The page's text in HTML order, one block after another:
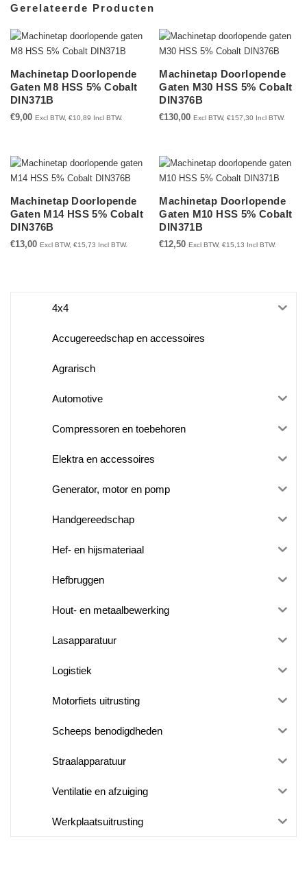
Gerelateerde Producten
Machinetap Doorlopende
Gaten M8 HSS 5% Cobalt
DIN371B
€9,00 Excl BTW, €10,89 Incl BTW.
Machinetap Doorlopende
Gaten M30 HSS 5% Cobalt
DIN376B
€130,00 Excl BTW,€157,30 Incl BTW.
Machinetap Doorlopende
Gaten M14 HSS 5% Cobalt
DIN376B
€13,00 Excl BTW, €15,73 Incl BTW.
Machinetap Doorlopende
Gaten M10 HSS 5% Cobalt
DIN371B
€12,50 Excl BTW,€15,13 Incl BTW.
4x4
Accugereedschap en accessoires
Agrarisch
Automotive
Compressoren en toebehoren
Elektra en accessoires
Generator, motor en pomp
Handgereedschap
Hef- en hijsmateriaal
Hefbruggen
Hout- en metaalbewerking
Lasapparatuur
Logistiek
Motorfiets uitrusting
Scheeps benodigdheden
Straalapparatuur
Ventilatie en afzuiging
Werkplaatsuitrusting